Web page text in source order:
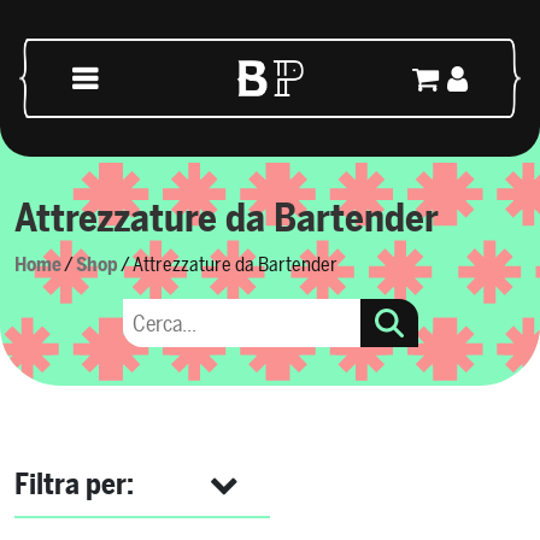
Navigazione principale
Attrezzature da Bartender
Home/Shop/ Attrezzature da Bartender
Filtra per: